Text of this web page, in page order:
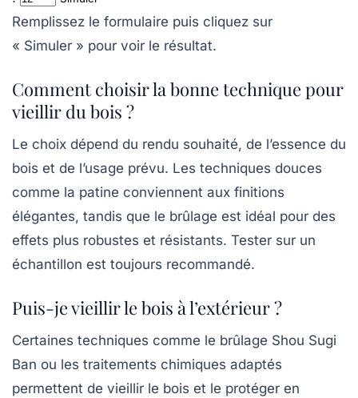
Remplissez le formulaire puis cliquez sur
« Simuler » pour voir le résultat.
Comment choisir la bonne technique pour
vieillir du bois ?
Le choix dépend du rendu souhaité, de l’essence du
bois et de l’usage prévu. Les techniques douces
comme la patine conviennent aux finitions
élégantes, tandis que le brûlage est idéal pour des
effets plus robustes et résistants. Tester sur un
échantillon est toujours recommandé.
Puis-je vieillir le bois à l’extérieur ?
Certaines techniques comme le brûlage Shou Sugi
Ban ou les traitements chimiques adaptés
permettent de vieillir le bois et le protéger en